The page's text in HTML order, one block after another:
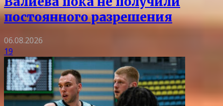
постоянного разрешения
06.08.2026
19